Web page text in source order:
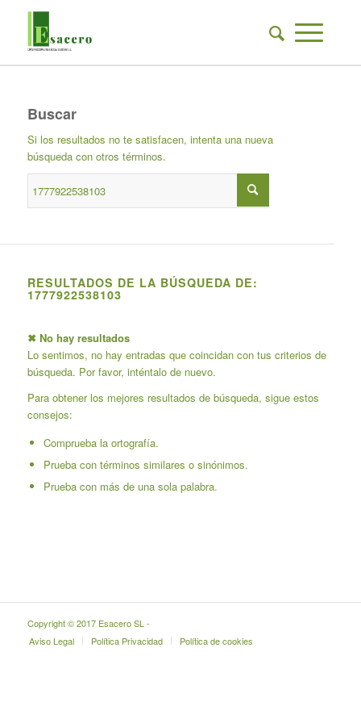
Buscar
Si los resultados no te satisfacen, intenta una nueva
búsqueda con otros términos.
RESULTADOS DE LA BÚSQUEDA DE:
1777922538103
✖ No hay resultados
Lo sentimos, no hay entradas que coincidan con tus criterios de
búsqueda. Por favor, inténtalo de nuevo.
Para obtener los mejores resultados de búsqueda, sigue estos
consejos:
Comprueba la ortografía.
Prueba con términos similares o sinónimos.
Prueba con más de una sola palabra.
Copyright © 2017 Esacero SL -
Aviso Legal
Política Privacidad Política de cookies